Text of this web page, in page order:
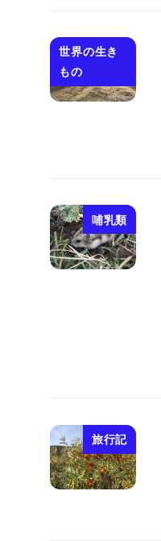
世界の生き
もの
哺乳類
旅行記